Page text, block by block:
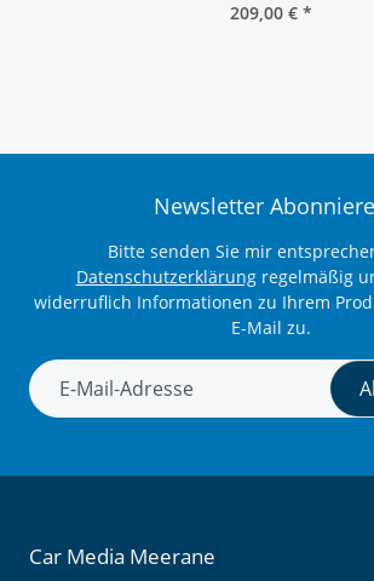
209,00 € *
Newsletter
Bitte senden Sie mir
Datenschutzerklärungregelmäßig
widerruflich Informationen zu Ihrem
E-Mail zu.
Car Media Meerane